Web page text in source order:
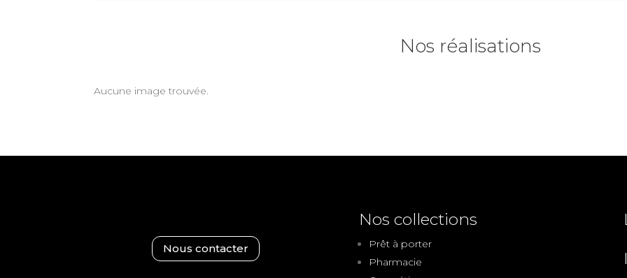
Nos réalisations
Aucune image trouvée.
Nous contacter
Nos collections
Prêt à porter
Pharmacie